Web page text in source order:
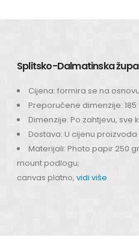
Splitsko-Dalmatinska
Cijena: formira se na
Preporučene dimenzije: 185
Dimenzije: Po zahtjevu, sve
Dostava: U cijenu
Materijali: Photo papir 250
mount podlogu;
canvas platno, vidi više